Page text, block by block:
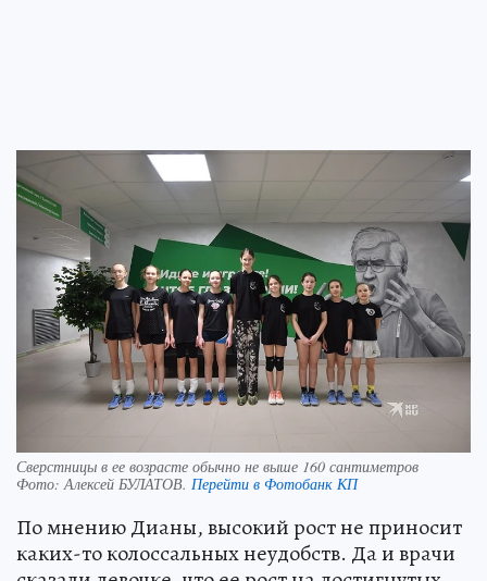
Сверстницы в ее возрасте обычно не выше 160 сантиметров
Фото:Алексей БУЛАТОВ. Перейти в Фотобанк КП
По мнению Дианы, высокий рост не приносит
каких-то колоссальных неудобств. Да и врачи